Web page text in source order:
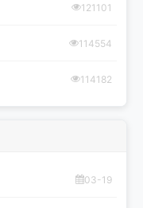
121101
114554
114182
03-19